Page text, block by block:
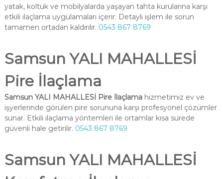
yatak, koltuk ve mobilyalarda yaşayan tahta kurularına karşı
etkili ilaçlama uygulamaları içerir. Detaylı işlem ile sorun
tamamen ortadan kaldırılır. 0543 867 8769
Samsun YALI MAHALLESİ
Pire İlaçlama
Samsun YALI MAHALLESİ Pire İlaçlamahizmetimiz ev ve
işyerlerinde görülen pire sorununa karşı profesyonel çözümler
sunar. Etkili ilaçlama yöntemleri ile ortamlar kısa sürede
güvenli hale getirilir. 0543 867 8769
Samsun YALI MAHALLESİ